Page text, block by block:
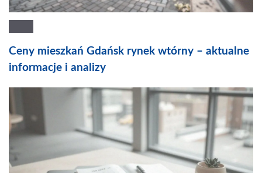
Ceny mieszkań Gdańsk rynek wtórny – aktualne
informacje i analizy